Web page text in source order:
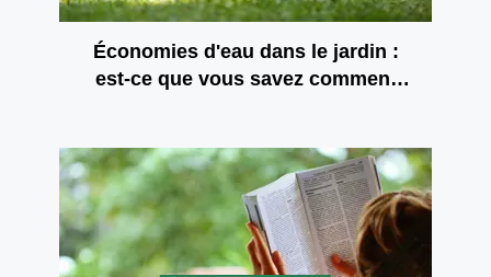
Économies d'eau dans le jardin :
est-ce que vous savez comment